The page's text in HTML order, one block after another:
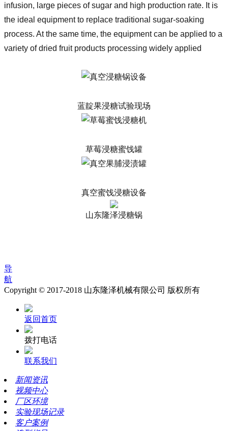
infusion, large pieces of sugar and high production rate. It is
the ideal equipment to replace traditional sugar-soaking
process. At the same time, the equipment can be applied to a
variety of dried fruit products processing widely applied
蓝靛果浸糖试验现场
草莓浸糖蜜饯罐
真空蜜饯浸糖设备
山东隆泽浸糖锅
导
航
Copyright © 2017-2018 山东隆泽机械有限公司 版权所有
返回首页
拨打电话
联系我们
新闻资讯
视频中心
厂区环境
实验现场记录
客户案例